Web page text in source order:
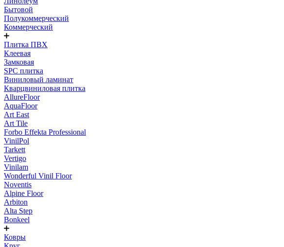
Бытовой
Полукоммерческий
Коммерческий
Плитка ПВХ
Клеевая
Замковая
SPC плитка
Виниловый ламинат
Кварцвиниловая плитка
AllureFloor
AquaFloor
Art East
Art Tile
Forbo Effekta Professional
VinilPol
Tarkett
Vertigo
Vinilam
Wonderful Vinil Floor
Noventis
Alpine Floor
Arbiton
Alta Step
Bonkeel
Ковры